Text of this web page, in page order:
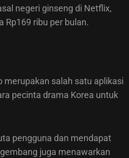
negeri ginseng di Netflix,
Rp169 ribu per bulan.
merupakan salah satu aplikasi
pecinta drama Korea untuk
pengguna dan mendapat
juga menawarkan